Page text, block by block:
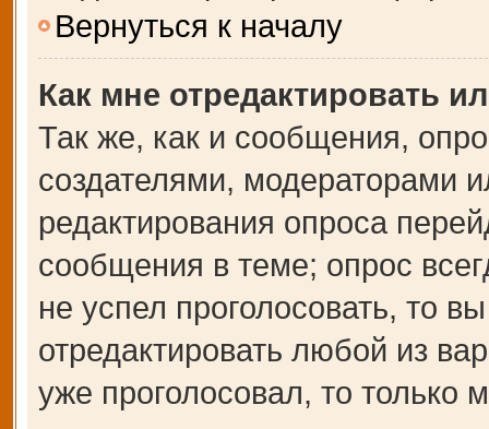
Вернуться к началу
Как мне отредактировать
Так же, как и сообщения,
создателями, модераторами
редактирования опроса
сообщения в теме; опрос
не успел проголосовать, то
отредактировать любой из
уже проголосовал, то только